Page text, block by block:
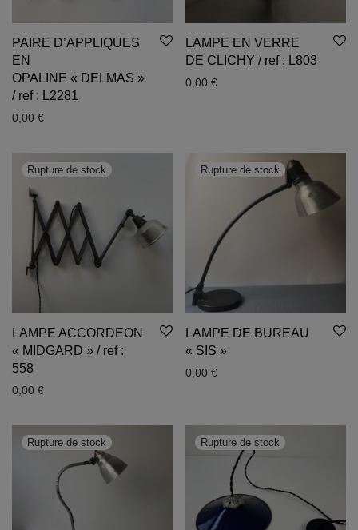
PAIRE D’APPLIQUES
EN
OPALINE « DELMAS »
/ ref : L2281
0,00 €
LAMPE EN VERRE
DE CLICHY / ref : L803
0,00 €
LAMPE ACCORDEON
« MIDGARD » / ref :
558
0,00 €
LAMPE DE BUREAU
« SIS »
0,00 €